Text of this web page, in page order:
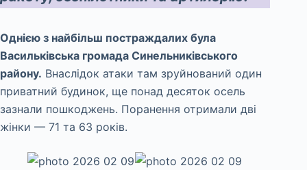
Однією з найбільш постраждалих була
Васильківська громада Синельниківського
району. Внаслідок атаки там зруйнований один
приватний будинок, ще понад десяток осель
зазнали пошкоджень. Поранення отримали дві
жінки — 71 та 63 років.